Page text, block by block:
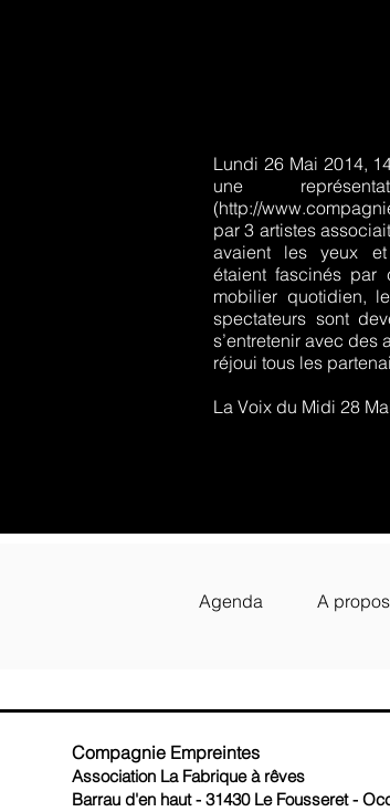
Lundi 26 Mai 2014,
une
(http://
par 3 artistes
avaient les yeux
étaient fascinés par
mobilier quotidien,
spectateurs sont
s’entretenir avec des
réjoui tous les
La Voix du Midi 28
Agenda A propos
Compagnie Empreintes
Association La Fabrique à rêves
Barrau d'en haut - 31430 Le Fousseret -